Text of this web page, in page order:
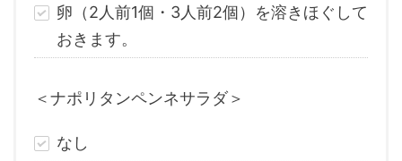
卵（2人前1個・3人前2個）を溶きほぐして
おきます。
＜ナポリタンペンネサラダ＞
なし